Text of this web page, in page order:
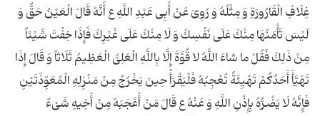
غِلَافِ الْقَارُورَةِ وَ مِثْلُهُ وَ رُوِیَ عَنْ أَبِی عَبْدِ اللَّهِ ع أَنَّهُ قَالَ الْعَیْنُ حَقٌّ وَ
لَیْسَ تَأْمَنُهَا مِنْكَ عَلَى نَفْسِكَ وَ لَا مِنْكَ عَلَى غَیْرِكَ فَإِذَا خِفْتَ شَیْئاً
مِنْ ذَلِكَ فَقُلْ ما شاءَ اللَّهُ لا قُوَّةَ إِلَّا بِاللَّهِ الْعَلِیُّ الْعَظِیمُ ثَلَاثاً وَ قَالَ إِذَا
تَهَیَّأَ أَحَدُكُمْ تَهْیِئَةً تُعْجِبُهُ فَلْیَقْرَأْ حِینَ یَخْرُجُ مِنْ مَنْزِلِهِ الْمُعَوِّذَتَیْنِ
فَإِنَّهُ لَا یَضُرُّهُ بِإِذْنِ اللَّهِ وَ عَنْهُ ع قَالَ مَنْ أَعْجَبَهُ مِنْ أَخِیهِ شَیْ‏ءٌ